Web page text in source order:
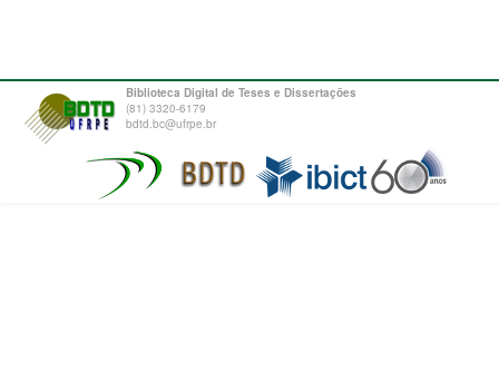
Biblioteca Digital de Teses e Dissertações
(81) 3320-6179
bdtd.bc@ufrpe.br